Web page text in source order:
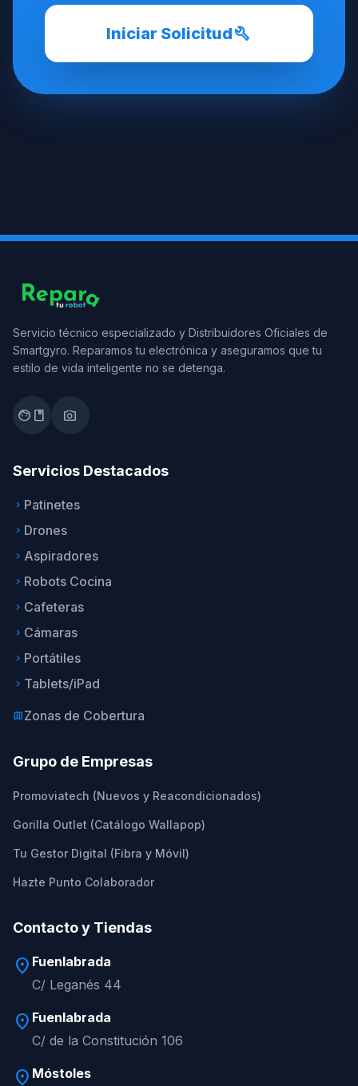
Iniciar Solicitudbuild
Servicio técnico especializado y Distribuidores Oficiales de
Smartgyro. Reparamos tu electrónica y aseguramos que tu
estilo de vida inteligente no se detenga.
facebook photo_camera
Servicios Destacados
keyboard_arrow_right Patinetes
keyboard_arrow_right Drones
keyboard_arrow_right Aspiradores
keyboard_arrow_right Robots Cocina
keyboard_arrow_right Cafeteras
keyboard_arrow_right Cámaras
keyboard_arrow_right Portátiles
keyboard_arrow_right Tablets/iPad
mapZonas de Cobertura
Grupo de Empresas
Promoviatech (Nuevos y Reacondicionados)
Gorilla Outlet (Catálogo Wallapop)
Tu Gestor Digital (Fibra y Móvil)
Hazte Punto Colaborador
Contacto y Tiendas
location_on Fuenlabrada
C/ Leganés 44
location_on Fuenlabrada
C/ de la Constitución 106
location_on Móstoles